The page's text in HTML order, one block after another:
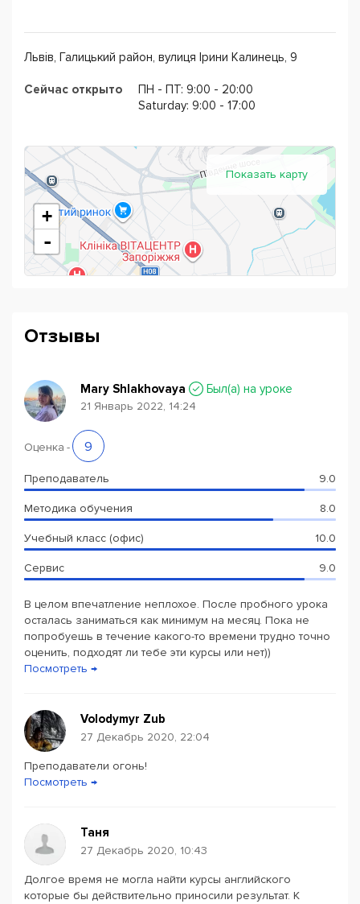
квалификацию заграницей (межд. конференции,
форумы для преподавателей иностранных языков)
Львів, Галицький район, вулиця Ірини Калинець, 9
Сейчас открыто
ПН - ПТ: 9:00 - 20:00
Saturday: 9:00 - 17:00
Показать карту
+
-
Отзывы
Mary Shlakhovaya Был(a) на уроке
21 Январь 2022, 14:24
Оценка - 9
Преподаватель 9.0
Методика обучения 8.0
Учебный класс (офис) 10.0
Сервис 9.0
В целом впечатление неплохое. После пробного урока
осталась заниматься как минимум на месяц. Пока не
попробуешь в течение какого-то времени трудно точно
оценить, подходят ли тебе эти курсы или нет))
Посмотреть →
Volodymyr Zub
27 Декабрь 2020, 22:04
Преподаватели огонь!
Посмотреть →
Таня
27 Декабрь 2020, 10:43
Долгое время не могла найти курсы английского
которые бы действительно приносили результат. К